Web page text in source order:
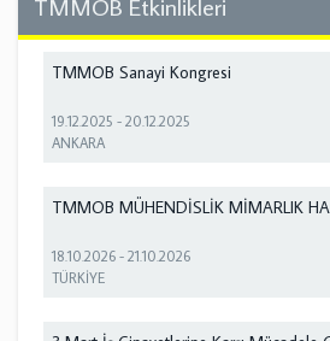
TMMOB Sanayi Kongresi
19.12.2025 -20.12.2025
ANKARA
TMMOB MÜHENDİSLİK MİMARLIK
18.10.2026 -21.10.2026
TÜRKİYE